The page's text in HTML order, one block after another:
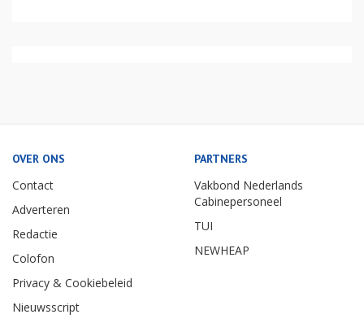
OVER ONS
Contact
Adverteren
Redactie
Colofon
Privacy & Cookiebeleid
Nieuwsscript
PARTNERS
Vakbond Nederlands
Cabinepersoneel
TUI
NEWHEAP